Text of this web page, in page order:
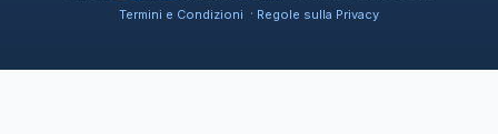
Termini e Condizioni · Regole sulla Privacy